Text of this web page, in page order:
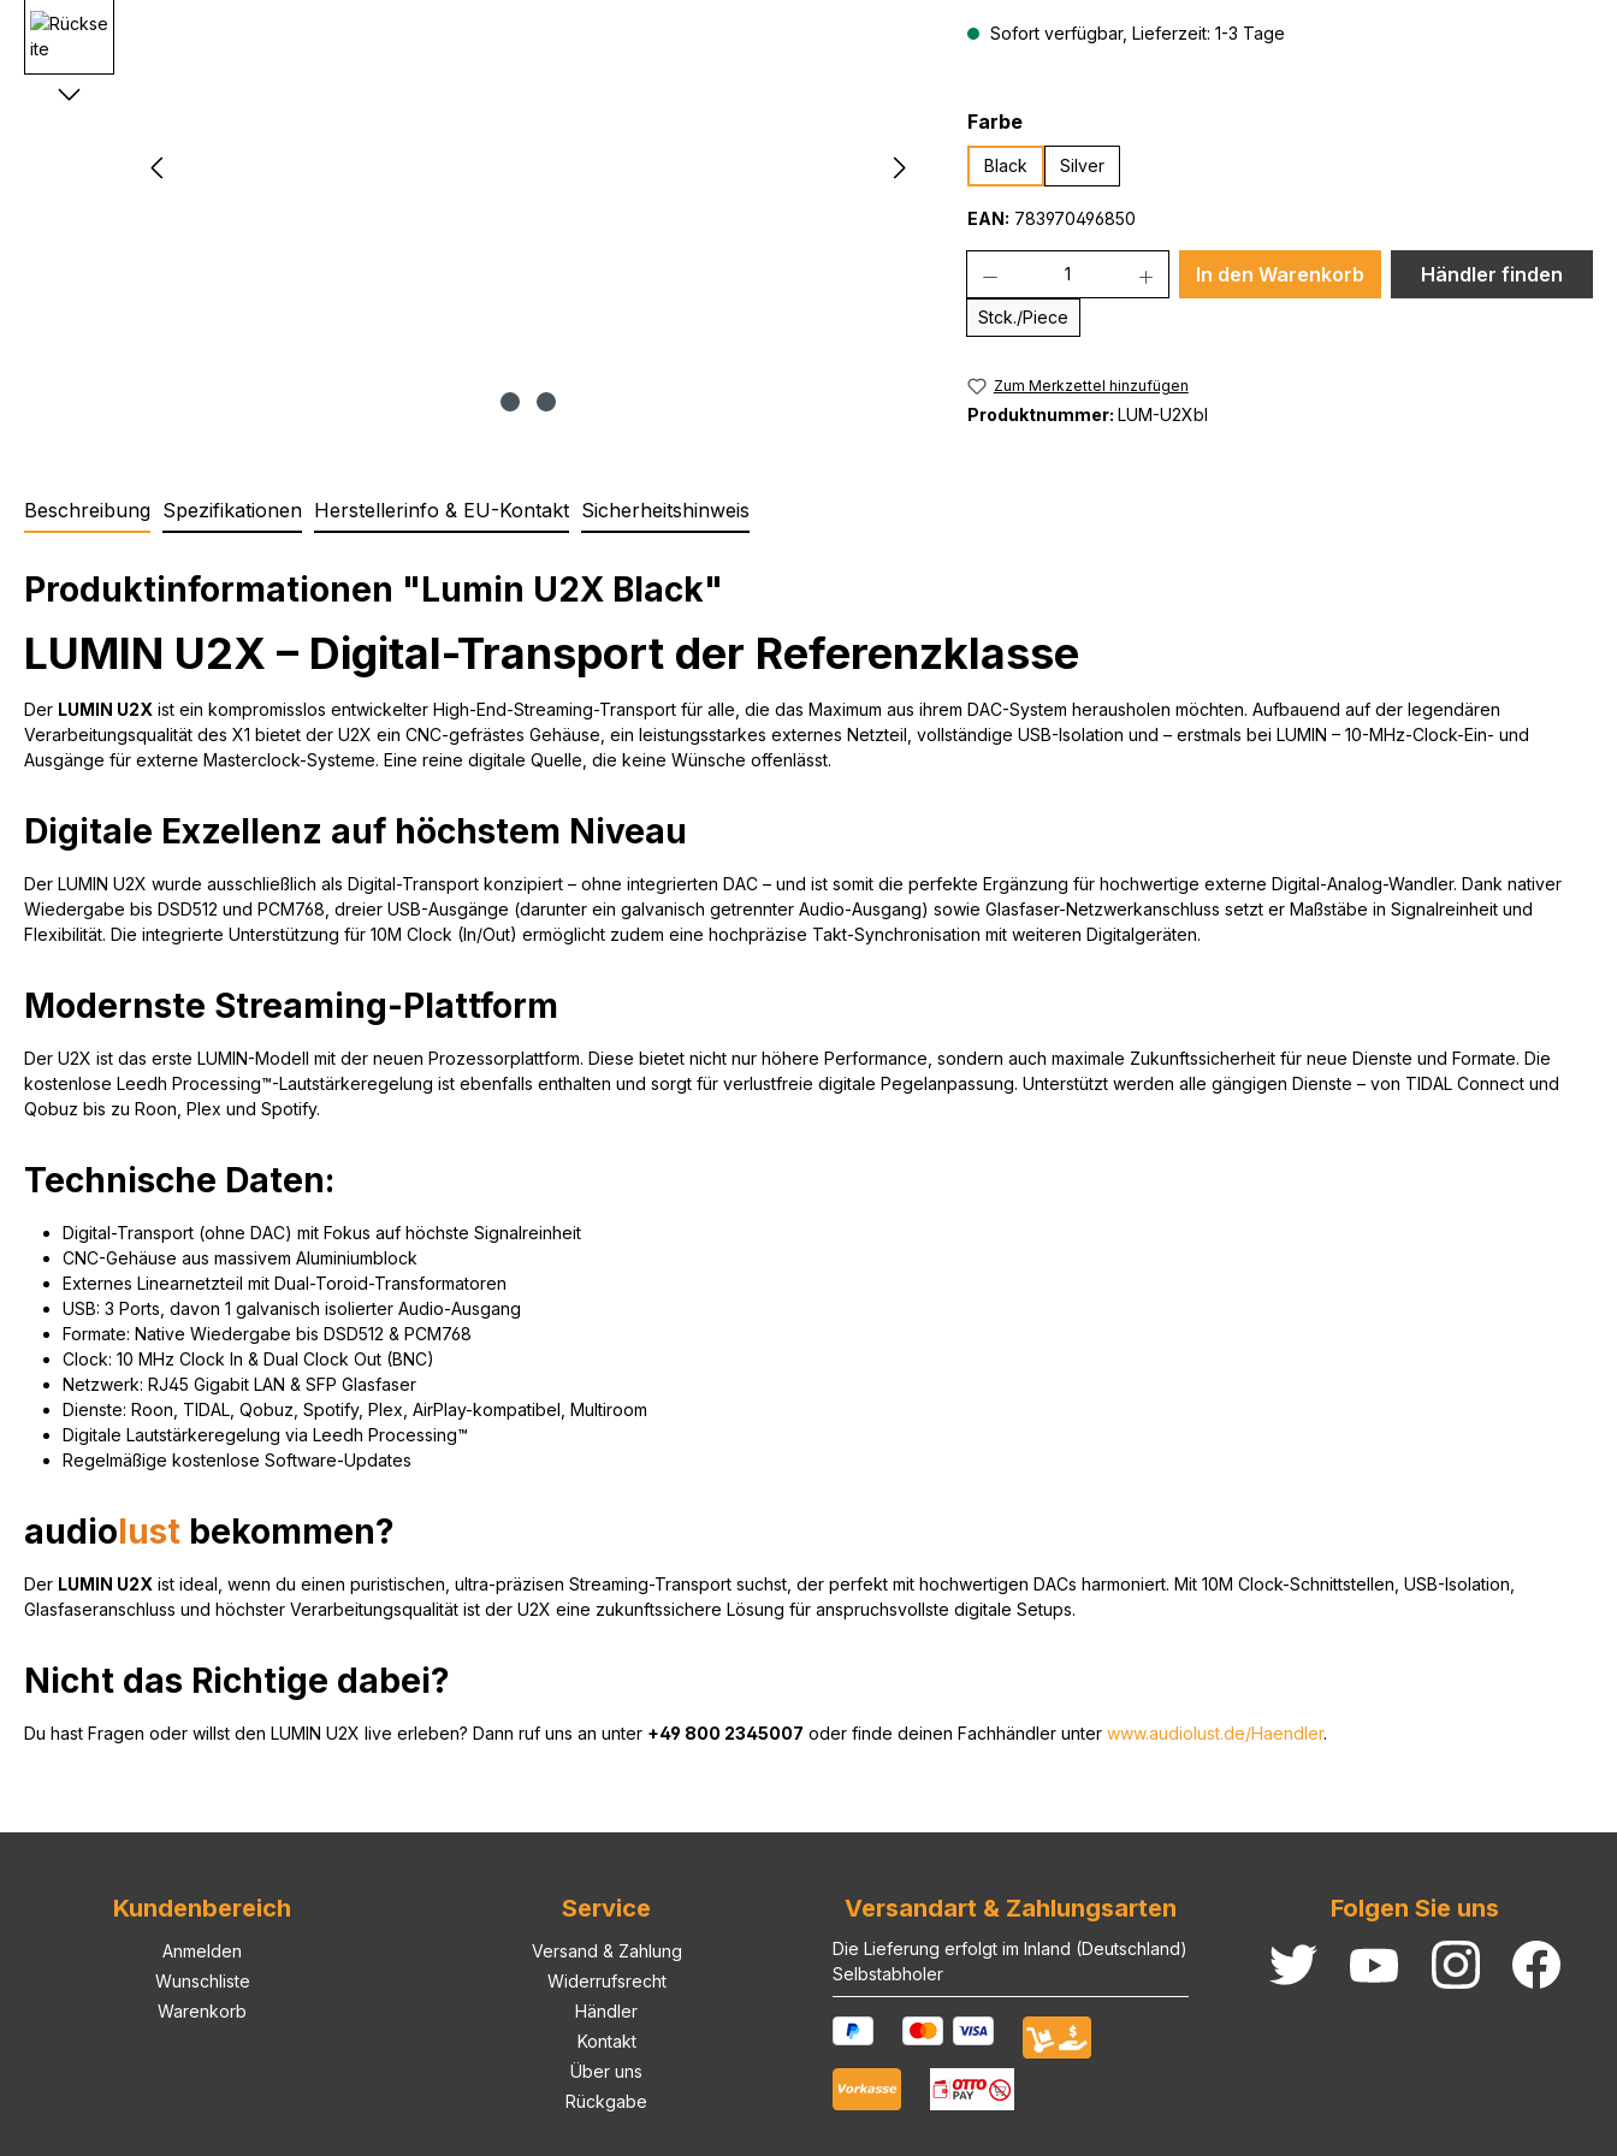
Sofort verfügbar, Lieferzeit: 1-3 Tage
Farbeauswählen
Black Silver
EAN: 783970496850
Stck./Piece
In den Warenkorb Händler finden
Zum Merkzettel hinzufügen
Produktnummer: LUM-U2Xbl
Beschreibung Spezifikationen Herstellerinfo & EU-Kontakt Sicherheitshinweis
Produktinformationen "Lumin U2X Black"
LUMIN U2X – Digital-Transport der Referenzklasse
Der LUMIN U2X ist ein kompromisslos entwickelter High-End-Streaming-Transport für alle, die das Maximum aus ihrem DAC-System herausholen möchten. Aufbauend auf der legendären
Verarbeitungsqualität des X1 bietet der U2X ein CNC-gefrästes Gehäuse, ein leistungsstarkes externes Netzteil, vollständige USB-Isolation und – erstmals bei LUMIN – 10-MHz-Clock-Ein- und
Ausgänge für externe Masterclock-Systeme. Eine reine digitale Quelle, die keine Wünsche offenlässt.
Digitale Exzellenz auf höchstem Niveau
Der LUMIN U2X wurde ausschließlich als Digital-Transport konzipiert – ohne integrierten DAC – und ist somit die perfekte Ergänzung für hochwertige externe Digital-Analog-Wandler. Dank nativer
Wiedergabe bis DSD512 und PCM768, dreier USB-Ausgänge (darunter ein galvanisch getrennter Audio-Ausgang) sowie Glasfaser-Netzwerkanschluss setzt er Maßstäbe in Signalreinheit und
Flexibilität. Die integrierte Unterstützung für 10M Clock (In/Out) ermöglicht zudem eine hochpräzise Takt-Synchronisation mit weiteren Digitalgeräten.
Modernste Streaming-Plattform
Der U2X ist das erste LUMIN-Modell mit der neuen Prozessorplattform. Diese bietet nicht nur höhere Performance, sondern auch maximale Zukunftssicherheit für neue Dienste und Formate. Die
kostenlose Leedh Processing™-Lautstärkeregelung ist ebenfalls enthalten und sorgt für verlustfreie digitale Pegelanpassung. Unterstützt werden alle gängigen Dienste – von TIDAL Connect und
Qobuz bis zu Roon, Plex und Spotify.
Technische Daten:
Digital-Transport (ohne DAC) mit Fokus auf höchste Signalreinheit
CNC-Gehäuse aus massivem Aluminiumblock
Externes Linearnetzteil mit Dual-Toroid-Transformatoren
USB: 3 Ports, davon 1 galvanisch isolierter Audio-Ausgang
Formate: Native Wiedergabe bis DSD512 & PCM768
Clock: 10 MHz Clock In & Dual Clock Out (BNC)
Netzwerk: RJ45 Gigabit LAN & SFP Glasfaser
Dienste: Roon, TIDAL, Qobuz, Spotify, Plex, AirPlay-kompatibel, Multiroom
Digitale Lautstärkeregelung via Leedh Processing™
Regelmäßige kostenlose Software-Updates
audiolust bekommen?
Der LUMIN U2X ist ideal, wenn du einen puristischen, ultra-präzisen Streaming-Transport suchst, der perfekt mit hochwertigen DACs harmoniert. Mit 10M Clock-Schnittstellen, USB-Isolation,
Glasfaseranschluss und höchster Verarbeitungsqualität ist der U2X eine zukunftssichere Lösung für anspruchsvollste digitale Setups.
Nicht das Richtige dabei?
Du hast Fragen oder willst den LUMIN U2X live erleben? Dann ruf uns an unter +49 800 2345007 oder finde deinen Fachhändler unter www.audiolust.de/Haendler.
Kundenbereich
Anmelden
Wunschliste
Warenkorb
Service
Versand & Zahlung
Widerrufsrecht
Händler
Kontakt
Über uns
Rückgabe
Versandart & Zahlungsarten
Die Lieferung erfolgt im Inland (Deutschland)
Selbstabholer
Folgen Sie uns